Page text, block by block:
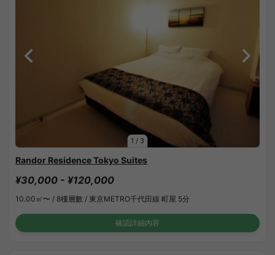
1 / 3
Randor Residence Tokyo Suites
¥30,000 - ¥120,000
10.00㎡〜 / 8樓層數 / 東京METRO千代田線 町屋 5分
確認詳細內容